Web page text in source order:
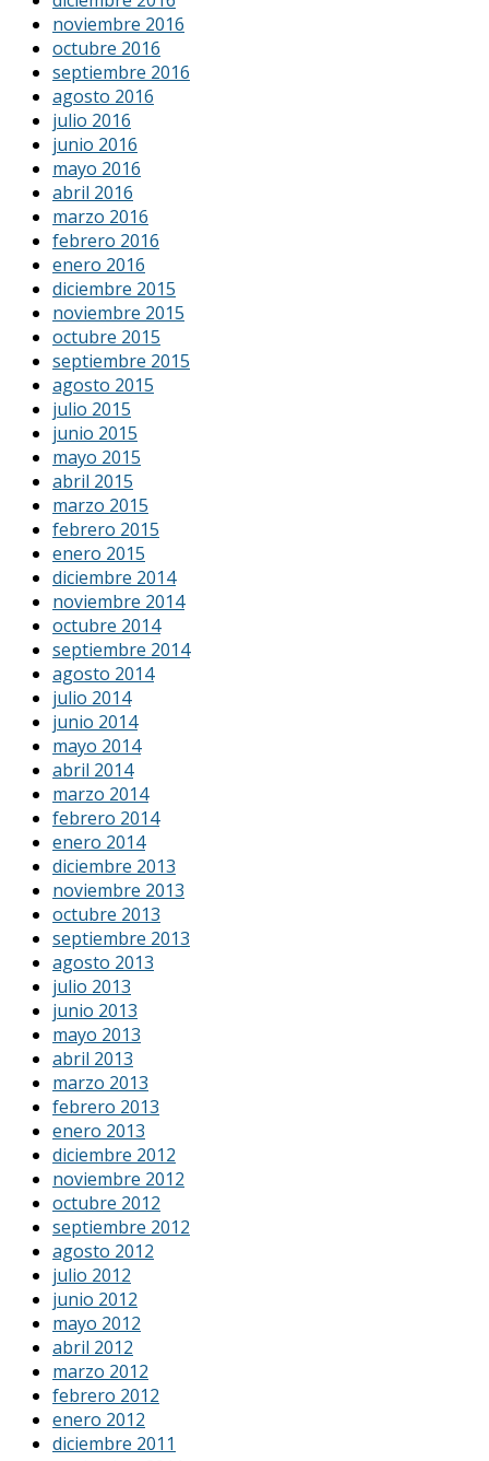
noviembre 2016
octubre 2016
septiembre 2016
agosto 2016
julio 2016
junio 2016
mayo 2016
abril 2016
marzo 2016
febrero 2016
enero 2016
diciembre 2015
noviembre 2015
octubre 2015
septiembre 2015
agosto 2015
julio 2015
junio 2015
mayo 2015
abril 2015
marzo 2015
febrero 2015
enero 2015
diciembre 2014
noviembre 2014
octubre 2014
septiembre 2014
agosto 2014
julio 2014
junio 2014
mayo 2014
abril 2014
marzo 2014
febrero 2014
enero 2014
diciembre 2013
noviembre 2013
octubre 2013
septiembre 2013
agosto 2013
julio 2013
junio 2013
mayo 2013
abril 2013
marzo 2013
febrero 2013
enero 2013
diciembre 2012
noviembre 2012
octubre 2012
septiembre 2012
agosto 2012
julio 2012
junio 2012
mayo 2012
abril 2012
marzo 2012
febrero 2012
enero 2012
diciembre 2011